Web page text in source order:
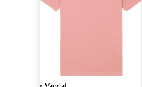
worden